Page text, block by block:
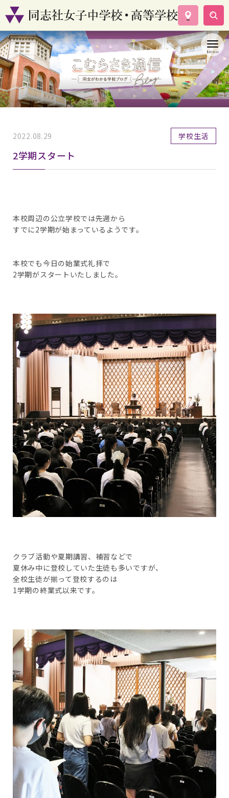
学校案内
コース紹介
学校生活
入試情報
資料請求
2022.08.29 学校生活
2学期スタート
本校周辺の公立学校では先週から
すでに2学期が始まっているようです。
本校でも今日の始業式礼拝で
2学期がスタートいたしました。
クラブ活動や夏期講習、補習などで
夏休み中に登校していた生徒も多いですが、
全校生徒が揃って登校するのは
1学期の終業式以来です。